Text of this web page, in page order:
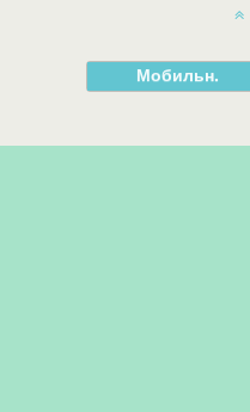
Мобильн.